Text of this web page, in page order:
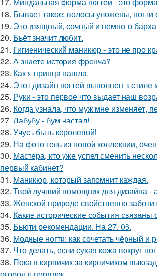
18. Бывает такое: волосы уложены, ногти
19. Это изящный, сочный и немного
20. Бьёт значит любит.
21. Гигиенический маникюр - это не про
22. А знаете история френча?
23. Как я принца нашла.
24. Этот дизайн ногтей выполнен в
25. Руки - это первое что выдает наш
26. Когда узнала, что муж мне изменяет,
27. Лабубу - бум настал!
28. Учусь быть королевой!
29. На фото гель из новой коллекции,
30. Мастера, кто уже успел сменить
первый кабинет?
31. Маникюр, который запомнит каждая.
32. Твой лучший помощник для дизайна -
33. Женской природе свойственно
34. Какие исторические события связаны
35. Бьюти рекомендации. На 27. 06.
36. Модные ногти: как сочетать чёрный и
37. Что делать, если сухая кожа вокруг
38. Пока я кирпичик за кирпичиком